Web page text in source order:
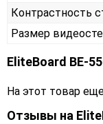
Контрастность
Размер
EliteBoard BE-
На этот товар
Отзывы на